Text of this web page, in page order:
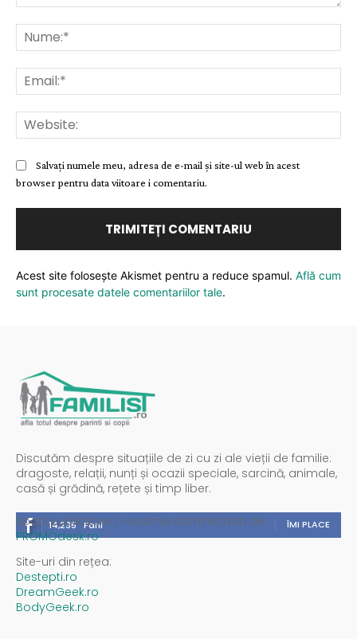
Salvați numele meu, adresa de e-mail și site-ul web în acest
browser pentru data viitoare i comentariu.
Acest site folosește Akismet pentru a reduce spamul. Află cum
sunt procesate datele comentariilor tale.
Discutăm despre situațiile de zi cu zi ale vieții de familie:
dragoste, relații, nunți și ocazii speciale, sarcină, animale,
casă și grădină, rețete și timp liber.
14,235 Fani ÎMI PLACE
Spații publicitare / reclamă administrată de
PROMOdesk.ro
Site-uri din rețea:
Destepti.ro
DreamGeek.ro
BodyGeek.ro